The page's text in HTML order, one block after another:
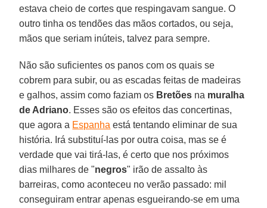
estava cheio de cortes que respingavam sangue. O
outro tinha os tendões das mãos cortados, ou seja,
mãos que seriam inúteis, talvez para sempre.
Não são suficientes os panos com os quais se
cobrem para subir, ou as escadas feitas de madeiras
e galhos, assim como faziam os Bretões na muralha
de Adriano. Esses são os efeitos das concertinas,
que agora a Espanha está tentando eliminar de sua
história. Irá substituí-las por outra coisa, mas se é
verdade que vai tirá-las, é certo que nos próximos
dias milhares de "negros" irão de assalto às
barreiras, como aconteceu no verão passado: mil
conseguiram entrar apenas esgueirando-se em uma